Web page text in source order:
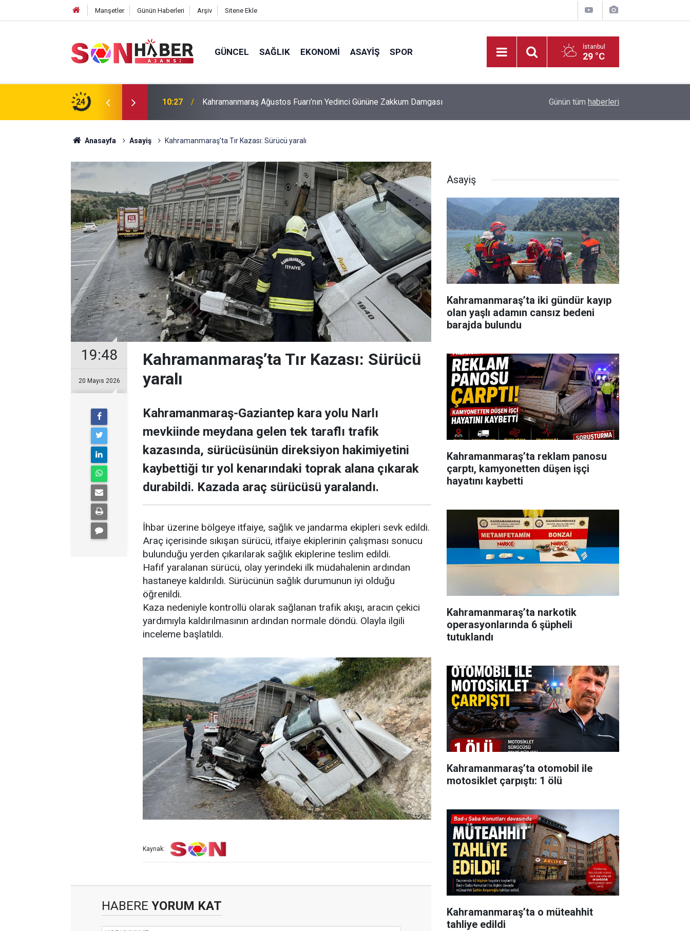
Manşetler Günün Haberleri Arşiv Sitene Ekle
GÜNCEL SAĞLIK EKONOMI ASAYIŞ SPOR İstanbul
29 °C
24
Yedinci Gününe Zakkum Damgası 10:20 Hanife Öksüz: Fabrikalar bizim değil, milletin bize emanetidir TSYD Kahramanmaraş Cup’ta altyapı heyecanı
Günün tüm haberleri
Anasayfa Asayiş Kahramanmaraş’ta Tır Kazası: Sürücü yaralı
19:48
20 Mayıs 2026
Kahramanmaraş’ta Tır Kazası: Sürücü
yaralı
Kahramanmaraş-Gaziantep kara yolu Narlı
mevkiinde meydana gelen tek taraflı trafik
kazasında, sürücüsünün direksiyon hakimiyetini
kaybettiği tır yol kenarındaki toprak alana çıkarak
durabildi. Kazada araç sürücüsü yaralandı.
İhbar üzerine bölgeye itfaiye, sağlık ve jandarma ekipleri sevk edildi.
Araç içerisinde sıkışan sürücü, itfaiye ekiplerinin çalışması sonucu
bulunduğu yerden çıkarılarak sağlık ekiplerine teslim edildi.
Hafif yaralanan sürücü, olay yerindeki ilk müdahalenin ardından
hastaneye kaldırıldı. Sürücünün sağlık durumunun iyi olduğu
öğrenildi.
Kaza nedeniyle kontrollü olarak sağlanan trafik akışı, aracın çekici
yardımıyla kaldırılmasının ardından normale döndü. Olayla ilgili
inceleme başlatıldı.
Kaynak:
HABERE YORUM KAT
Asayiş
Kahramanmaraş’ta iki gündür kayıp
olan yaşlı adamın cansız bedeni
barajda bulundu
Kahramanmaraş’ta reklam panosu
çarptı, kamyonetten düşen işçi
hayatını kaybetti
Kahramanmaraş’ta narkotik
operasyonlarında 6 şüpheli
tutuklandı
Kahramanmaraş’ta otomobil ile
motosiklet çarpıştı: 1 ölü
Kahramanmaraş’ta o müteahhit
tahliye edildi